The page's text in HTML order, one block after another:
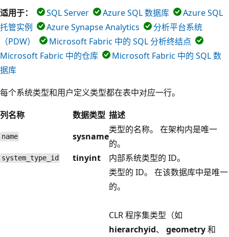
适用于： SQL Server Azure SQL 数据库
Azure SQL
托管实例
Azure Synapse Analytics
分析平台系统
（PDW）
Microsoft Fabric 中的 SQL 分析终结点
Microsoft Fabric 中的仓库
Microsoft Fabric 中的 SQL 数
据库
每个系统类型和用户定义类型都在表中对应一行。
列名称
数据类型 描述
name sysname
类型的名称。 在架构内是唯一
的。
system_type_id tinyint 内部系统类型的 ID。
类型的 ID。 在该数据库中是唯一
的。
CLR 程序集类型（如
hierarchyid、 geometry和